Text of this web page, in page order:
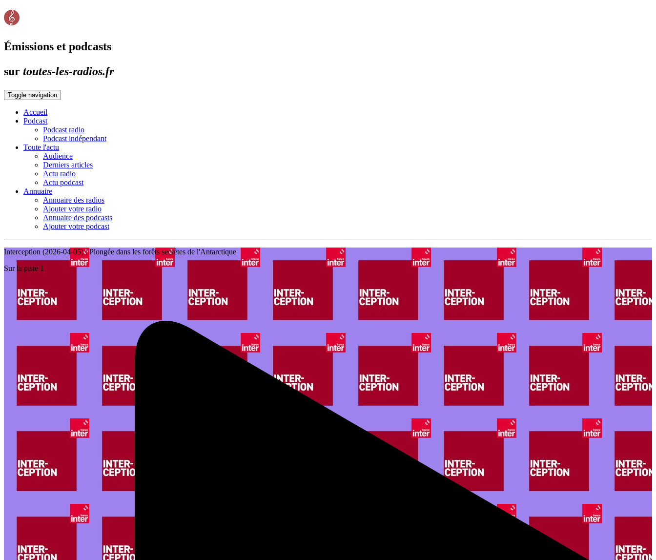
Émissions et podcasts
sur toutes-les-radios.fr
Toggle navigation
Accueil
Podcast
Podcast radio
Podcast indépendant
Toute l'actu
Audience
Derniers articles
Actu radio
Actu podcast
Annuaire
Annuaire des radios
Ajouter votre radio
Annuaire des podcasts
Ajouter votre podcast
Interception (2026-04-05) : Plongée dans les forêts secrètes de l'Antarctique
Sur la piste 1